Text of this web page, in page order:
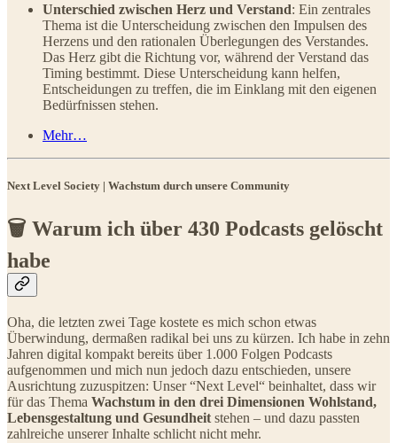
Unterschied zwischen Herz und Verstand: Ein zentrales
Thema ist die Unterscheidung zwischen den Impulsen des
Herzens und den rationalen Überlegungen des Verstandes.
Das Herz gibt die Richtung vor, während der Verstand das
Timing bestimmt. Diese Unterscheidung kann helfen,
Entscheidungen zu treffen, die im Einklang mit den eigenen
Bedürfnissen stehen.
Mehr…
Next Level Society | Wachstum durch unsere Community
🗑️ Warum ich über 430 Podcasts gelöscht
habe
Oha, die letzten zwei Tage kostete es mich schon etwas
Überwindung, dermaßen radikal bei uns zu kürzen. Ich habe in zehn
Jahren digital kompakt bereits über 1.000 Folgen Podcasts
aufgenommen und mich nun jedoch dazu entschieden, unsere
Ausrichtung zuzuspitzen: Unser “Next Level“ beinhaltet, dass wir
für das Thema Wachstum in den drei Dimensionen Wohlstand,
Lebensgestaltung und Gesundheit stehen – und dazu passten
zahlreiche unserer Inhalte schlicht nicht mehr.